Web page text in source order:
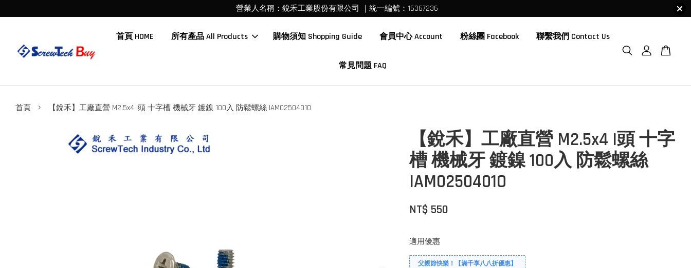
營業人名稱：銳禾工業股份有限公司 ｜統一編號：16367236
首頁 HOME 所有產品 All Products 購物須知 Shopping Guide 會員中心 Account 粉絲團 Facebook 聯繫我們 Contact Us
常見問題 FAQ
首頁 › 【銳禾】工廠直營 M2.5x4 I頭 十字槽 機械牙 鍍鎳 100入 防鬆螺絲 IAM0250401O
【銳禾】工廠直營 M2.5x4 I頭 十字
槽 機械牙 鍍鎳 100入 防鬆螺絲
IAM0250401O
NT$ 550
適用優惠
父親節快樂！【滿千享八八折優惠】